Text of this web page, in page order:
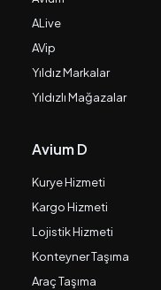
ALive
AVip
Yıldız Markalar
Yıldızlı Mağazalar
Avium D
Kurye Hizmeti
Kargo Hizmeti
Lojistik Hizmeti
Konteyner Taşıma
Araç Taşıma